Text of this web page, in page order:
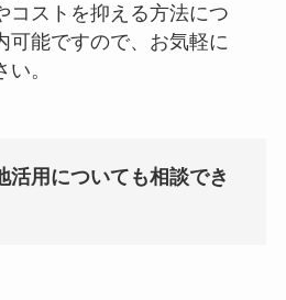
コストを抑える方法につ
可能ですので、お気軽に
。
活用についても相談でき